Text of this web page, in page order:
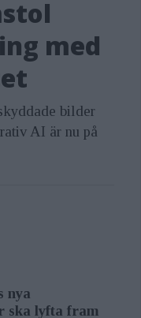
till en
att
för att
Meta,
och tjänster.
delas i våra
med
bilder
AI är nu på
nya
ska lyfta fram